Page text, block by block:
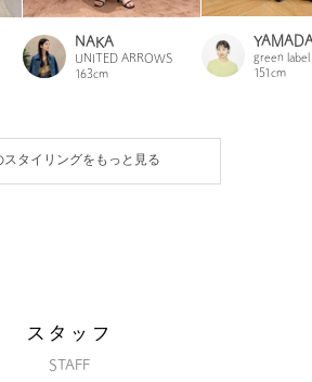
NAKA
UNITED ARROWS
163cm
green label
151cm
スタイリングをもっと見る
スタッフ
STAFF